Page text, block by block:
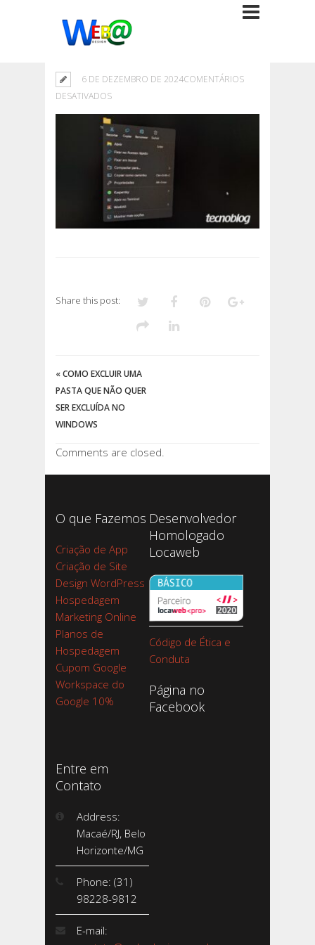
6 DE DEZEMBRO DE 2024COMENTÁRIOS
DESATIVADOSEM
Share this post:
«COMO EXCLUIR UMA
PASTA QUE NÃO QUER
SER EXCLUÍDA NO
WINDOWS
Comments are closed.
O que Fazemos
Criação de App
Criação de Site
Design WordPress
Hospedagem
Marketing Online
Planos de
Hospedagem
Cupom Google
Workspace do
Google 10%
Desenvolvedor
Homologado
Locaweb
Código de Ética e
Conduta
Página no
Facebook
Entre em
Contato
Address:
Macaé/RJ, Belo
Horizonte/MG
Phone: (31)
98228-9812
E-mail: